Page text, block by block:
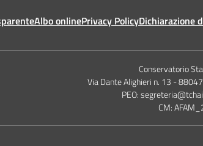
Albo onlinePrivacy PolicyDichiarazione
Conservatorio
Via Dante Alighieri n. 13 -
PEO:
CM: